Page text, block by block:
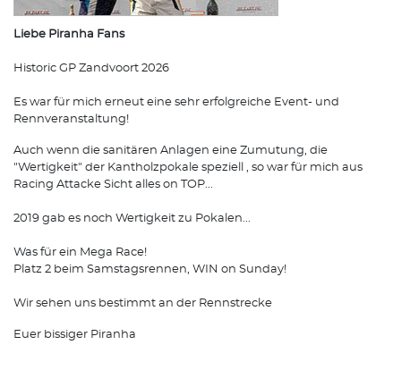
Liebe Piranha Fans
Historic GP Zandvoort 2026
Es war für mich erneut eine sehr erfolgreiche Event- und
Rennveranstaltung!
Auch wenn die sanitären Anlagen eine Zumutung, die
"Wertigkeit" der Kantholzpokale speziell , so war für mich aus
Racing Attacke Sicht alles on TOP...
2019 gab es noch Wertigkeit zu Pokalen...
Was für ein Mega Race!
Platz 2 beim Samstagsrennen, WIN on Sunday!
Wir sehen uns bestimmt an der Rennstrecke
Euer bissiger Piranha